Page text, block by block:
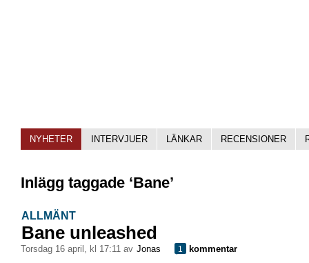
NYHETER INTERVJUER LÄNKAR RECENSIONER
Inlägg taggade ‘Bane’
ALLMÄNT
Bane unleashed
torsdag 16 april, kl 17:11 av Jonas 1 kommentar